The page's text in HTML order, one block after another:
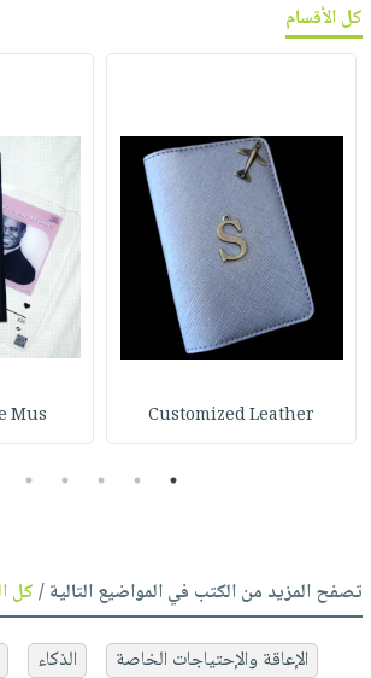
كل الأقسام
Customized Leather
Mus
1
2
3
4
5
تصفح المزيد من الكتب في المواضيع التالية /كل
الإعاقة والإحتياجات الخاصة الذكاء